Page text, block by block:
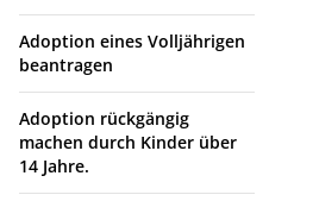
Adoption eines Volljährigen
beantragen
Adoption rückgängig
machen durch Kinder über
14 Jahre.